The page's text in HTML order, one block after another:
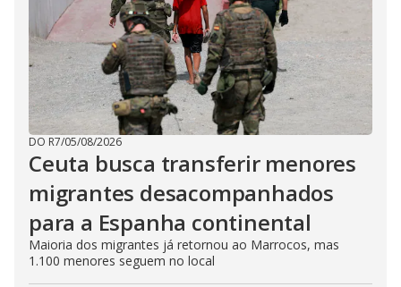
DO R7/05/08/2026
Ceuta busca transferir menores
migrantes desacompanhados
para a Espanha continental
Maioria dos migrantes já retornou ao Marrocos, mas
1.100 menores seguem no local